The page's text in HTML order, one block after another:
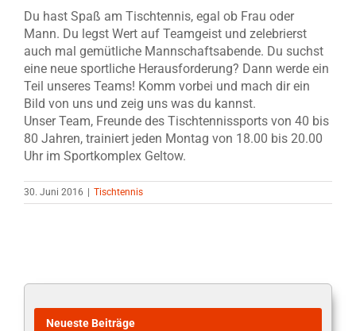
Du hast Spaß am Tischtennis, egal ob Frau oder
Mann. Du legst Wert auf Teamgeist und zelebrierst
auch mal gemütliche Mannschaftsabende. Du suchst
eine neue sportliche Herausforderung? Dann werde ein
Teil unseres Teams! Komm vorbei und mach dir ein
Bild von uns und zeig uns was du kannst.
Unser Team, Freunde des Tischtennissports von 40 bis
80 Jahren, trainiert jeden Montag von 18.00 bis 20.00
Uhr im Sportkomplex Geltow.
30. Juni 2016 | Tischtennis
Neueste Beiträge